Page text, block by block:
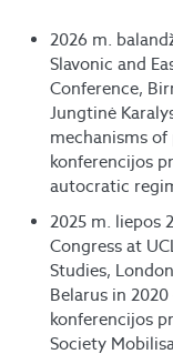
2026 m.
Slavonic and
Conference,
Jungtinė
mechanisms
konferencijos
autocratic
2025 m. liepos
Congress at
Studies,
Belarus in
konferencijos
Society